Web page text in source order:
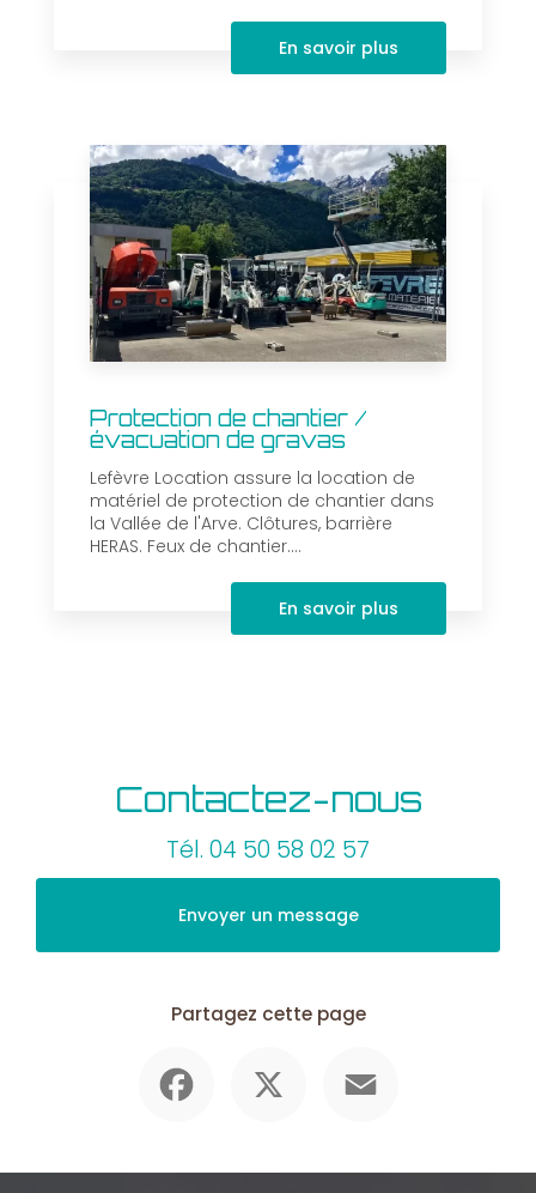
En savoir plus
Protection de chantier /
évacuation de gravas
Lefèvre Location assure la location de
matériel de protection de chantier dans
la Vallée de l'Arve. Clôtures, barrière
HERAS. Feux de chantier....
En savoir plus
Contactez-nous
Tél. 04 50 58 02 57
Envoyer un message
Partagez cette page